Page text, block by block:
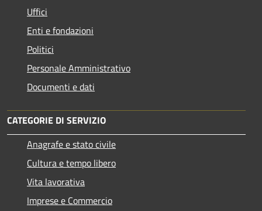
Uffici
Enti e fondazioni
Politici
Personale Amministrativo
Documenti e dati
CATEGORIE DI SERVIZIO
Anagrafe e stato civile
Cultura e tempo libero
Vita lavorativa
Imprese e Commercio